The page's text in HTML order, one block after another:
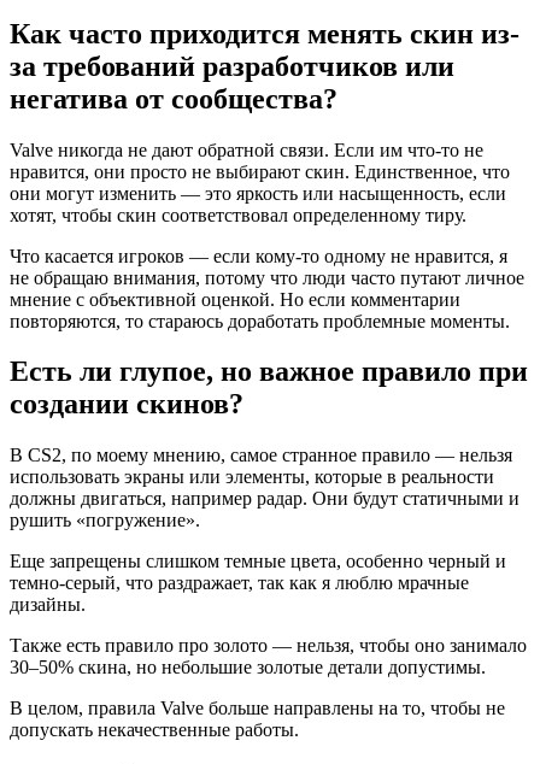
Как часто приходится менять скин из-
за требований разработчиков или
негатива от сообщества?
Valve никогда не дают обратной связи. Если им что-то не
нравится, они просто не выбирают скин. Единственное, что
они могут изменить — это яркость или насыщенность, если
хотят, чтобы скин соответствовал определенному тиру.
Что касается игроков — если кому-то одному не нравится, я
не обращаю внимания, потому что люди часто путают личное
мнение с объективной оценкой. Но если комментарии
повторяются, то стараюсь доработать проблемные моменты.
Есть ли глупое, но важное правило при
создании скинов?
В CS2, по моему мнению, самое странное правило — нельзя
использовать экраны или элементы, которые в реальности
должны двигаться, например радар. Они будут статичными и
рушить «погружение».
Еще запрещены слишком темные цвета, особенно черный и
темно-серый, что раздражает, так как я люблю мрачные
дизайны.
Также есть правило про золото — нельзя, чтобы оно занимало
30–50% скина, но небольшие золотые детали допустимы.
В целом, правила Valve больше направлены на то, чтобы не
допускать некачественные работы.